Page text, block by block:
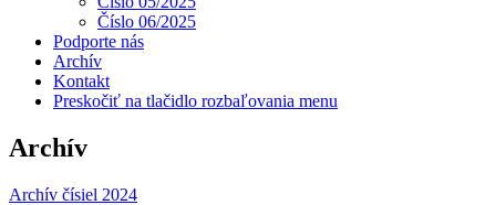
Číslo 06/2025
Podporte nás
Archív
Kontakt
Preskočiť na tlačidlo rozbaľovania menu
Archív
Archív čísiel 2024